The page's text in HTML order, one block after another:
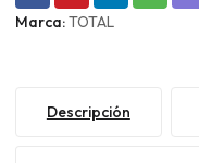
Marca:TOTAL
Descripción